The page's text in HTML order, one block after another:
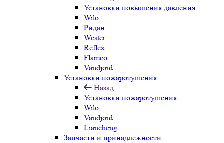
Установки повышения давления
Wilo
Ридан
Wester
Reflex
Flamco
Vandjord
Установки пожаротушения
Назад
Установки пожаротушения
Wilo
Vandjord
Liancheng
Запчасти и принадлежности